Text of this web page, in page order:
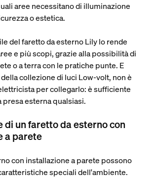
aree necessitano di illuminazione
o estetica.
del faretto da esterno Lily lo rende
e più scopi, grazie alla possibilità di
o a terra con le pratiche punte. E
collezione di luci Low-volt, non è
per collegarlo: è sufficiente
presa esterna qualsiasi.
di un faretto da esterno con
a parete
con installazione a parete possono
speciali dell'ambiente.